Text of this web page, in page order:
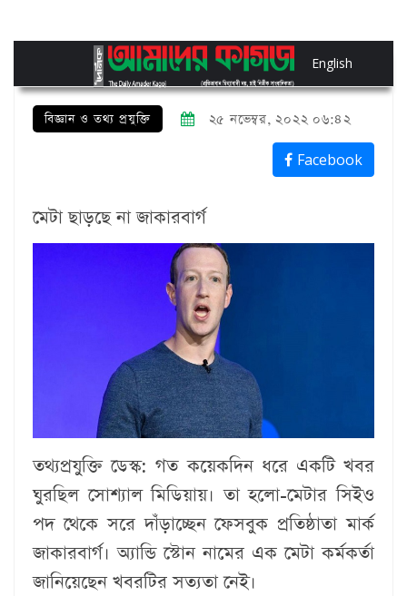
English
বিজ্ঞান ও তথ্য প্রযুক্তি ২৫ নভেম্বর, ২০২২ ০৬:৪২
Facebook
মেটা ছাড়ছে না জাকারবার্গ
তথ্যপ্রযুক্তি ডেস্ক: গত কয়েকদিন ধরে একটি খবর
ঘুরছিল সোশ্যাল মিডিয়ায়। তা হলো-মেটার সিইও
পদ থেকে সরে দাঁড়াচ্ছেন ফেসবুক প্রতিষ্ঠাতা মার্ক
জাকারবার্গ। অ্যান্ডি স্টোন নামের এক মেটা কর্মকর্তা
জানিয়েছেন খবরটির সত্যতা নেই।